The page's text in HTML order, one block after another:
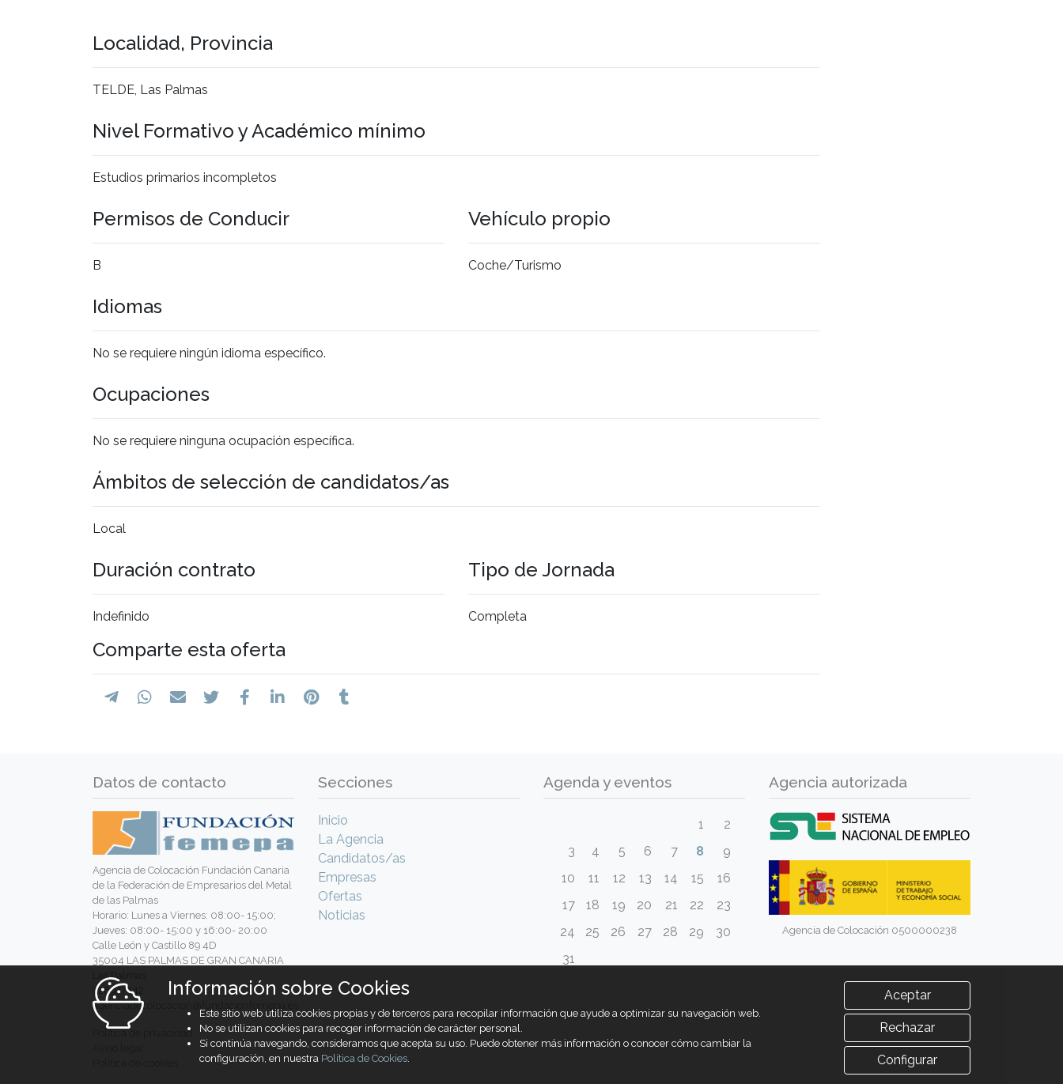
Localidad, Provincia
TELDE, Las Palmas
Nivel Formativo y Académico mínimo
Estudios primarios incompletos
Permisos de Conducir
B
Vehículo propio
Coche/Turismo
Idiomas
No se requiere ningún idioma específico.
Ocupaciones
No se requiere ninguna ocupación específica.
Ámbitos de selección de candidatos/as
Local
Duración contrato
Indefinido
Tipo de Jornada
Completa
Comparte esta oferta
Datos de contacto
Agencia de Colocación Fundación Canaria
de la Federación de Empresarios del Metal
de las Palmas
Horario: Lunes a Viernes: 08:00- 15:00;
Jueves: 08:00- 15:00 y 16:00- 20:00
Calle León y Castillo 89 4D
35004 LAS PALMAS DE GRAN CANARIA
Las Palmas
928977342
agenciadecolocacion@fundacionfemepa.es
Política de privacidad
Secciones
Inicio
La Agencia
Candidatos/as
Empresas
Ofertas
Noticias
Agenda y eventos
1
2
3
4 5 6 7 8
9
10
11 12 13 14 15
16
17
18 19 20 21 22
23
24
25 26 27 28 29
30
31
Agencia autorizada
Agencia de Colocación 0500000238
Información sobre Cookies
Este sitio web utiliza cookies propias y de terceros para recopilar información que ayude a optimizar su navegación web.
No se utilizan cookies para recoger información de carácter personal.
Si continúa navegando, consideramos que acepta su uso. Puede obtener más información o conocer cómo cambiar la
configuración, en nuestra Política de Cookies.
Aceptar
Rechazar
Configurar